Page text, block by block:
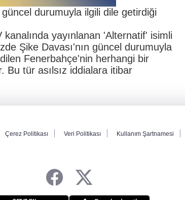
durumuyla ilgili dile getirdiği
yayınlanan 'Alternatif' isimli
Şike Davası'nın güncel durumuyla
Fenerbahçe'nin herhangi bir
Bu tür asılsız iddialara itibar
Çerez Politikası Veri Politikası Kullanım Şartnamesi